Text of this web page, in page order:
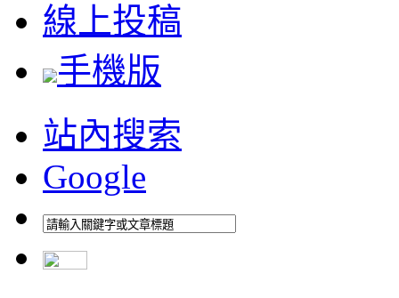
線上投稿
手機版
站內搜索
Google